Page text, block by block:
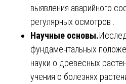
выявления аварийного
регулярных осмотров .
Научные основы.
фундаментальных
науки о древесных
учения о болезнях